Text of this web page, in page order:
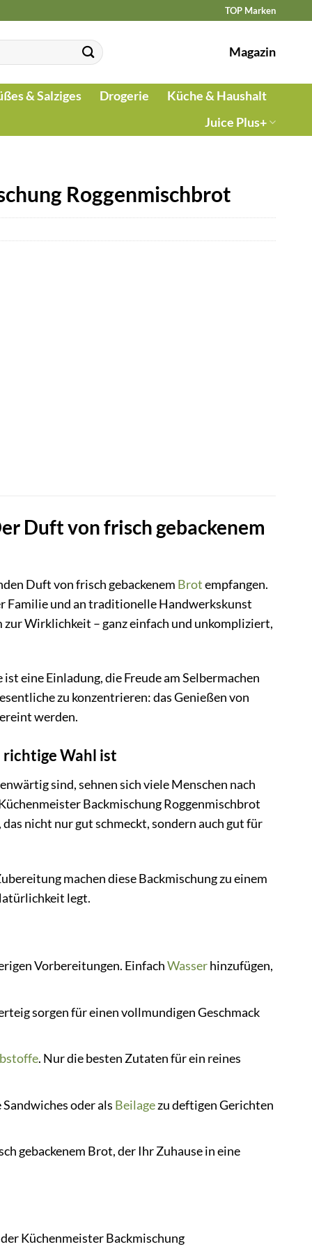
TOP Marken
Magazin
& Salziges Drogerie
Küche & Haushalt
Juice Plus+
Roggenmischbrot
Duft von frisch gebackenem
Duft von frisch gebackenem Brotempfangen.
Familie und an traditionelle Handwerkskunst
Wirklichkeit – ganz einfach und unkompliziert,
ist eine Einladung, die Freude am Selbermachen
zu konzentrieren: das Genießen von
werden.
richtige Wahl ist
sind, sehnen sich viele Menschen nach
Backmischung Roggenmischbrot
nicht nur gut schmeckt, sondern auch gut für
machen diese Backmischung zu einem
legt.
Vorbereitungen. EinfachWasserhinzufügen,
sorgen für einen vollmundigen Geschmack
. Nur die besten Zutaten für ein reines
oder als Beilagezu deftigen Gerichten
gebackenem Brot, der Ihr Zuhause in eine
Küchenmeister Backmischung